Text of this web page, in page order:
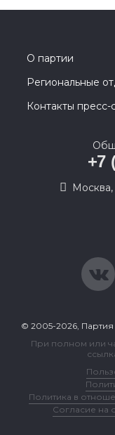
О партии
Региональные
Контакты
+7
Москва,
© 2005-2026,
При полном или
Политика в
Согласие на